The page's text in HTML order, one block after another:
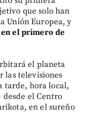
que solo han
Unión Europea, y
el primero de
el planeta
las televisiones
tarde, hora local,
desde el Centro
en el sureño